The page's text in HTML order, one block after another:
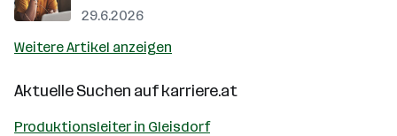
29.6.2026
Weitere Artikel anzeigen
Aktuelle Suchen aufkarriere.at
Produktionsleiter in Gleisdorf